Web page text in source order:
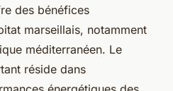
des bénéfices
marseillais, notamment
méditerranéen. Le
réside dans